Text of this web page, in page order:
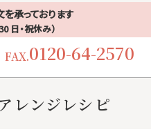
を承っております
日・祝休み）
FAX.0120-64-2570
レンジレシピ